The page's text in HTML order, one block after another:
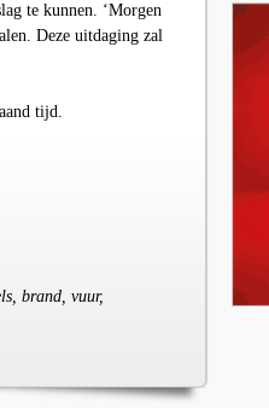
te kunnen. ‘Morgen
Deze uitdaging zal
tijd.
brand, vuur,